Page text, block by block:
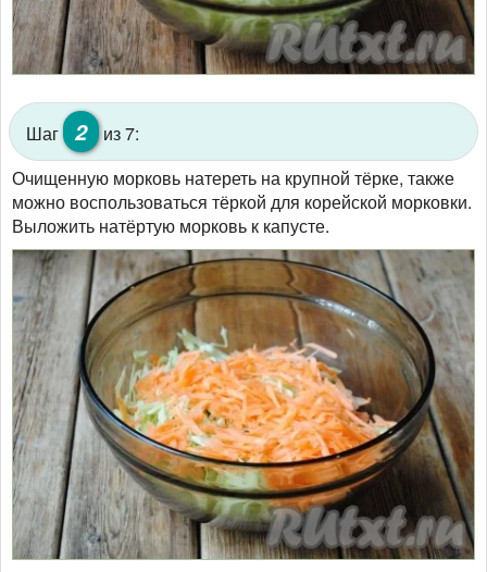
Шаг 2
из 7:
Очищенную морковь натереть на крупной тёрке, также
можно воспользоваться тёркой для корейской морковки.
Выложить натёртую морковь к капусте.